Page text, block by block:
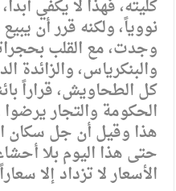
كليته، فهذا لا يكفي
نووياً، ولكنه قرر أن يبيع
وجدت، مع القلب
والبنكرياس، والزائدة
كل الطحاويش، قراراً
الحكومة والتجار
هذا وقيل أن جل سكان
حتى هذا اليوم بلا
الأسعار لا تزداد إلا